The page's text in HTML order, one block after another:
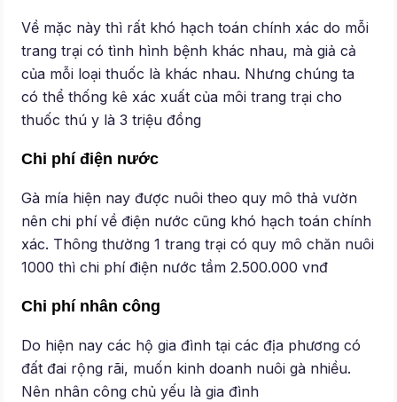
Về mặc này thì rất khó hạch toán chính xác do mỗi
trang trại có tình hình bệnh khác nhau, mà giả cả
của mỗi loại thuốc là khác nhau. Nhưng chúng ta
có thể thống kê xác xuất của môi trang trại cho
thuốc thú y là 3 triệu đồng
Chi phí điện nước
Gà mía hiện nay được nuôi theo quy mô thả vườn
nên chi phí về điện nước cũng khó hạch toán chính
xác. Thông thường 1 trang trại có quy mô chăn nuôi
1000 thì chi phí điện nước tầm 2.500.000 vnđ
Chi phí nhân công
Do hiện nay các hộ gia đình tại các địa phương có
đất đai rộng rãi, muốn kinh doanh nuôi gà nhiều.
Nên nhân công chủ yếu là gia đình